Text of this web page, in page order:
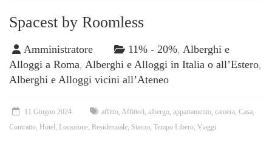
Spacest by Roomless
Amministratore 11% - 20%, Alberghi e
Alloggi a Roma, Alberghi e Alloggi in Italia o all’Estero,
Alberghi e Alloggi vicini all’Ateneo
11 Giugno 2024 affitto Affitto/i albergo appartamento camera Casa
Contratto Hotel Locazione Residenziale Stanza Tempo Libero Viaggi